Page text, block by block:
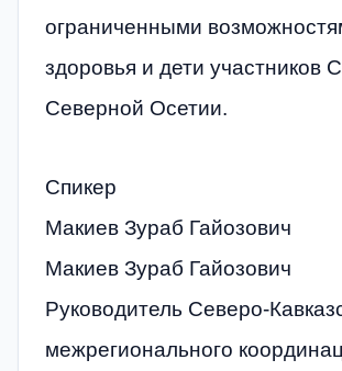
ограниченными
здоровья и дети участников
Северной Осетии.
Спикер
Макиев Зураб Гайозович
Макиев Зураб Гайозович
Руководитель Северо-
межрегионального